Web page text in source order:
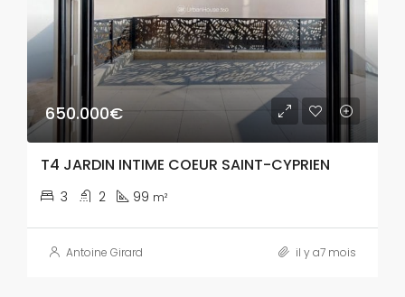
650.000€
T4 JARDIN INTIME COEUR SAINT-CYPRIEN
3 2 99 m²
Antoine Girard il y a7 mois